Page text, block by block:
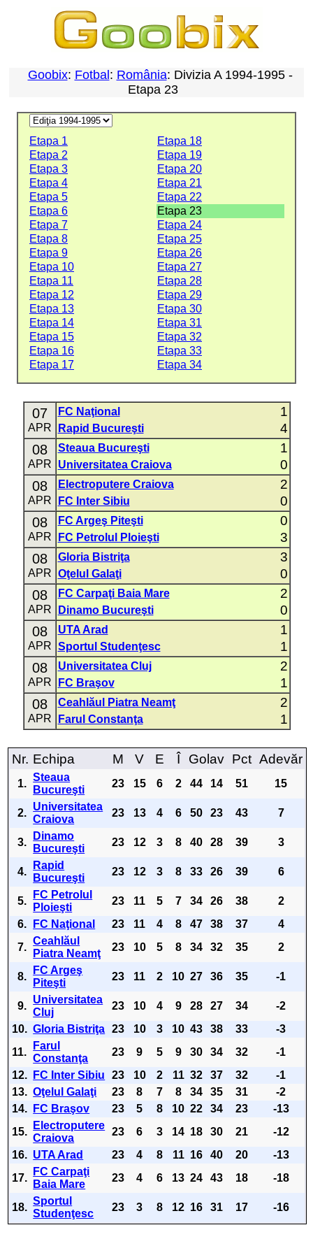
Goobix: Fotbal : România: Divizia A 1994-1995 -
Etapa 23
Etapa 1
Etapa 18
Etapa 2
Etapa 19
Etapa 3
Etapa 20
Etapa 4
Etapa 21
Etapa 5
Etapa 22
Etapa 6
Etapa 23
Etapa 7
Etapa 24
Etapa 8
Etapa 25
Etapa 9
Etapa 26
Etapa 10
Etapa 27
Etapa 11
Etapa 28
Etapa 12
Etapa 29
Etapa 13
Etapa 30
Etapa 14
Etapa 31
Etapa 15
Etapa 32
Etapa 16
Etapa 33
Etapa 17
Etapa 34
07
APR
FC Naţional 1
Rapid Bucureşti 4
08
APR
Steaua Bucureşti 1
Universitatea Craiova 0
08
APR
Electroputere Craiova 2
FC Inter Sibiu 0
08
APR
FC Argeş Piteşti 0
FC Petrolul Ploieşti 3
08
APR
Gloria Bistriţa 3
Oţelul Galaţi 0
08
APR
FC Carpaţi Baia Mare 2
Dinamo Bucureşti 0
08
APR
UTA Arad 1
Sportul Studenţesc 1
08
APR
Universitatea Cluj 2
FC Braşov 1
08
APR
Ceahlăul Piatra Neamţ 2
Farul Constanţa 1
Nr. Echipa M V E Î Golav Pct Adevăr
1.
Steaua
Bucureşti
23 15 6 2 44 14 51 15
2.
Universitatea
Craiova
23 13 4 6 50 23 43 7
3.
Dinamo
Bucureşti
23 12 3 8 40 28 39 3
4.
Rapid
Bucureşti
23 12 3 8 33 26 39 6
5.
FC Petrolul
Ploieşti
23 11 5 7 34 26 38
2
6.
FC Naţional 23 11 4 8 47 38 37
4
7.
Ceahlăul
Piatra Neamţ
23 10 5 8 34 32 35 2
8.
FC Argeş
Piteşti
23 11 2 10 27 36 35 -1
9.
Universitatea
Cluj
23 10 4 9 28 27 34
-2
10. Gloria Bistriţa 23 10 3 10 43 38 33
-3
11.
Farul
Constanţa
23 9 5 9 30 34 32
-1
12.
FC Inter Sibiu 23 10 2 11 32 37 32
-1
13. Oţelul Galaţi 23 8 7 8 34 35 31
-2
14.
FC Braşov 23 5 8 10 22 34 23
-13
15.
Electroputere
Craiova
23 6 3 14 18 30 21
-12
16. UTA Arad 23 4 8 11 16 40 20
-13
17.
FC Carpaţi
Baia Mare
23 4 6 13 24 43 18 -18
18.
Sportul
Studenţesc
23 3 8 12 16 31 17 -16